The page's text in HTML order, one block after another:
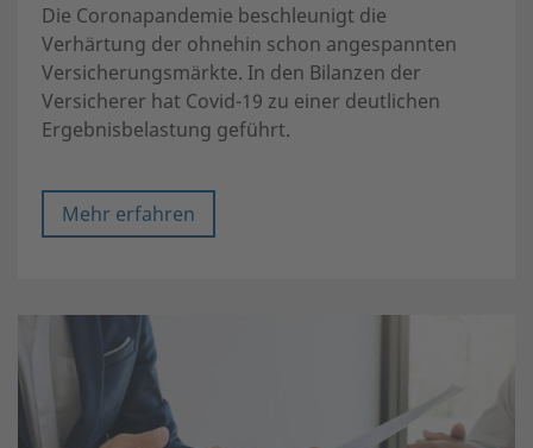
Die Coronapandemie beschleunigt die
Verhärtung der ohnehin schon angespannten
Versicherungsmärkte. In den Bilanzen der
Versicherer hat Covid-19 zu einer deutlichen
Ergebnisbelastung geführt.
Mehr erfahren